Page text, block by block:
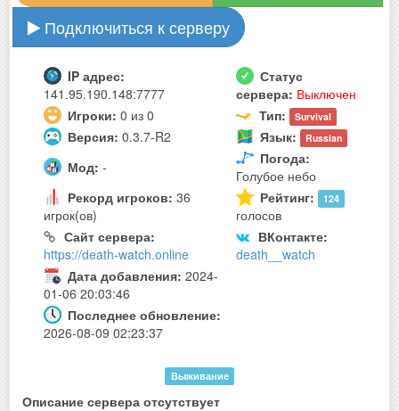
Подключиться к серверу
IP адрес:
141.95.190.148:7777
Статус
сервера: Выключен
Игроки: 0 из 0 Тип: Survival
Версия: 0.3.7-R2 Язык: Russian
Мод: -
Погода:
Голубое небо
Рекорд игроков: 36
игрок(ов)
Рейтинг: 124
голосов
Сайт сервера:
https://death-watch.online
ВКонтакте:
death__watch
Дата добавления: 2024-
01-06 20:03:46
Последнее обновление:
2026-08-09 02:23:37
Выживание
Описание сервера отсутствует